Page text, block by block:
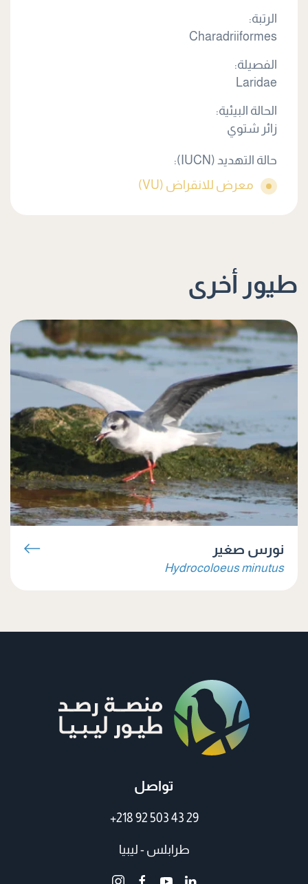
الرتبة:
Charadriiformes
الفصيلة:
Laridae
الحالة البيئية:
زائر شتوي
حالة التهديد (IUCN):
معرض للانقراض (VU)
طيور أخرى
نورس صغير
Hydrocoloeus minutus
تواصل
+218 92 503 43 29
طرابلس - ليبيا